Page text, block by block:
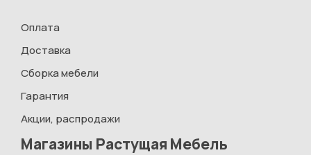
Оплата
Доставка
Сборка мебели
Гарантия
Акции, распродажи
Магазины Растущая Мебель